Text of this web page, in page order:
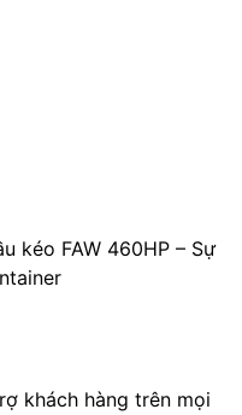
kéo FAW 460HP – Sự
khách hàng trên mọi